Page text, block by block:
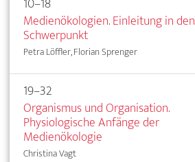
Medienökologien. Einleitung in den
Schwerpunkt
Petra Löffler, Florian Sprenger
19–32
Organismus und Organisation.
Physiologische Anfänge der
Medienökologie
Christina Vagt